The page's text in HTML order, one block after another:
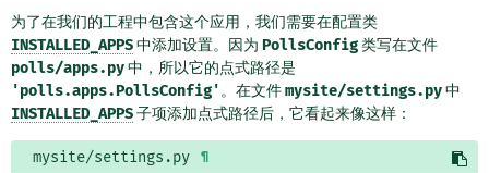
为了在我们的工程中包含这个应用，我们需要在配置类
INSTALLED_APPS中添加设置。因为 PollsConfig类写在文件
polls/apps.py中，所以它的点式路径是
'polls.apps.PollsConfig'。在文件mysite/settings.py中
INSTALLED_APPS子项添加点式路径后，它看起来像这样：
mysite/settings.py ¶